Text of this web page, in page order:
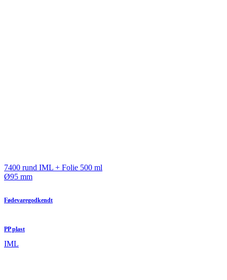
7400 rund IML + Folie 500 ml
Ø95 mm
Fødevaregodkendt
PP plast
IML